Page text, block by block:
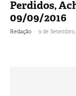
Perdidos,
09/09/2016
Redação - 9 de Setembro,